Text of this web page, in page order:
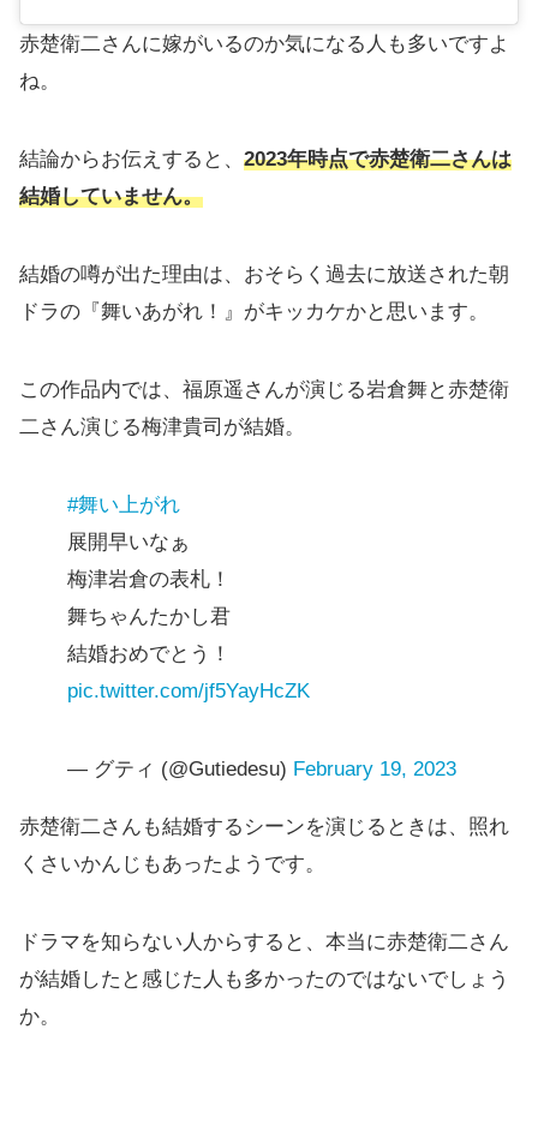
赤楚衛二さんに嫁がいるのか気になる人も多いですよ
ね。
結論からお伝えすると、 2023年時点で赤楚衛二さんは
結婚していません。
結婚の噂が出た理由は、おそらく過去に放送された朝
ドラの『舞いあがれ！』がキッカケかと思います。
この作品内では、福原遥さんが演じる岩倉舞と赤楚衛
二さん演じる梅津貴司が結婚。
#舞い上がれ
展開早いなぁ
梅津岩倉の表札！
舞ちゃんたかし君
結婚おめでとう！
pic.twitter.com/jf5YayHcZK
— グティ (@Gutiedesu) February 19, 2023
赤楚衛二さんも結婚するシーンを演じるときは、照れ
くさいかんじもあったようです。
ドラマを知らない人からすると、本当に赤楚衛二さん
が結婚したと感じた人も多かったのではないでしょう
か。